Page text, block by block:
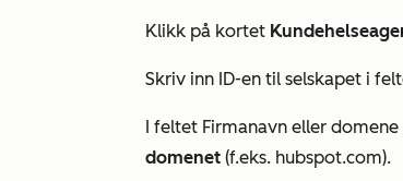
Klikk på kortet
Skriv inn ID-en til selskapet i
I feltet Firmanavn eller domene
domenet (f.eks. hubspot.com).